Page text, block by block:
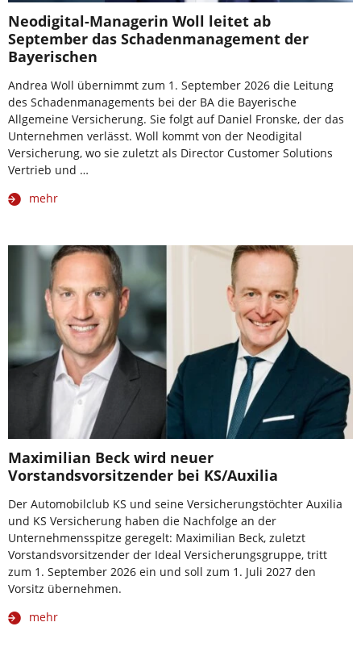
Neodigital-Managerin Woll leitet ab
September das Schadenmanagement der
Bayerischen
Andrea Woll übernimmt zum 1. September 2026 die Leitung
des Schadenmanagements bei der BA die Bayerische
Allgemeine Versicherung. Sie folgt auf Daniel Fronske, der das
Unternehmen verlässt. Woll kommt von der Neodigital
Versicherung, wo sie zuletzt als Director Customer Solutions
Vertrieb und …
mehr
Maximilian Beck wird neuer
Vorstandsvorsitzender bei KS/Auxilia
Der Automobilclub KS und seine Versicherungstöchter Auxilia
und KS Versicherung haben die Nachfolge an der
Unternehmensspitze geregelt: Maximilian Beck, zuletzt
Vorstandsvorsitzender der Ideal Versicherungsgruppe, tritt
zum 1. September 2026 ein und soll zum 1. Juli 2027 den
Vorsitz übernehmen.
mehr